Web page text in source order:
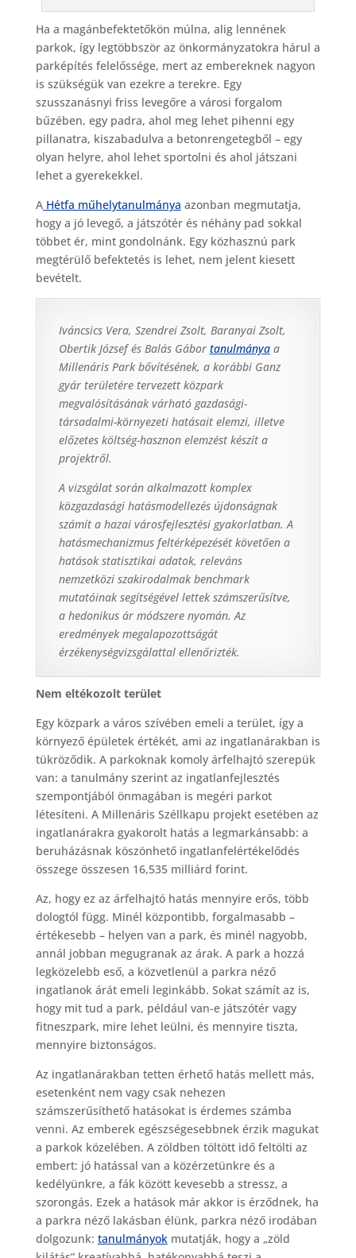
Ha a magánbefektetőkön múlna, alig lennének
parkok, így legtöbbször az önkormányzatokra hárul a
parképítés felelőssége, mert az embereknek nagyon
is szükségük van ezekre a terekre. Egy
szusszanásnyi friss levegőre a városi forgalom
bűzében, egy padra, ahol meg lehet pihenni egy
pillanatra, kiszabadulva a betonrengetegből – egy
olyan helyre, ahol lehet sportolni és ahol játszani
lehet a gyerekekkel.
AHétfa műhelytanulmánya azonban megmutatja,
hogy a jó levegő, a játszótér és néhány pad sokkal
többet ér, mint gondolnánk. Egy közhasznú park
megtérülő befektetés is lehet, nem jelent kiesett
bevételt.
Iváncsics Vera, Szendrei Zsolt, Baranyai Zsolt,
Obertik József és Balás Gábor tanulmányaa
Millenáris Park bővítésének, a korábbi Ganz
gyár területére tervezett közpark
megvalósításának várható gazdasági-
társadalmi-környezeti hatásait elemzi, illetve
előzetes költség-hasznon elemzést készít a
projektről.
A vizsgálat során alkalmazott komplex
közgazdasági hatásmodellezés újdonságnak
számít a hazai városfejlesztési gyakorlatban.A
hatásmechanizmus feltérképezését követően a
hatások statisztikai adatok, releváns
nemzetközi szakirodalmak benchmark
mutatóinak segítségével lettek számszerűsítve,
a hedonikus ár módszere nyomán. Az
eredmények megalapozottságát
érzékenységvizsgálattal ellenőrizték.
Nem eltékozolt terület
Egy közpark a város szívében emeli a terület, így a
környező épületek értékét, ami az ingatlanárakban is
tükröződik. A parkoknak komoly árfelhajtó szerepük
van: a tanulmány szerint az ingatlanfejlesztés
szempontjából önmagában is megéri parkot
létesíteni. A Millenáris Széllkapu projekt esetében az
ingatlanárakra gyakorolt hatás a legmarkánsabb: a
beruházásnak köszönhető ingatlanfelértékelődés
összege összesen 16,535 milliárd forint.
Az, hogy ez az árfelhajtó hatás mennyire erős, több
dologtól függ. Minél központibb, forgalmasabb –
értékesebb – helyen van a park, és minél nagyobb,
annál jobban megugranak az árak. A park a hozzá
legközelebb eső, a közvetlenül a parkra néző
ingatlanok árát emeli leginkább. Sokat számít az is,
hogy mit tud a park, például van-e játszótér vagy
fitneszpark, mire lehet leülni, és mennyire tiszta,
mennyire biztonságos.
Az ingatlanárakban tetten érhető hatás mellett más,
esetenként nem vagy csak nehezen
számszerűsíthető hatásokat is érdemes számba
venni. Az emberek egészségesebbnek érzik magukat
a parkok közelében. A zöldben töltött idő feltölti az
embert: jó hatással van a közérzetünkre és a
kedélyünkre, a fák között kevesebb a stressz, a
szorongás. Ezek a hatások már akkor is érződnek, ha
a parkra néző lakásban élünk, parkra néző irodában
dolgozunk: tanulmányokmutatják, hogy a „zöld